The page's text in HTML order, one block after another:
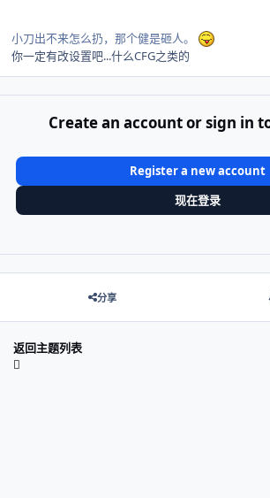
小刀出不来怎么扔，那个健是砸人。
你一定有改设置吧...什么CFG之类的
Create an account or sign in
Register a new account
现在登录
分享
返回主题列表